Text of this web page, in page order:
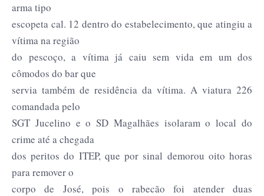
arma tipo
escopeta cal. 12 dentro do estabelecimento, que atingiu a
vítima na região
do pescoço, a vítima já caiu sem vida em um dos
cômodos do bar que
servia também de residência da vítima. A viatura 226
comandada pelo
SGT Jucelino e o SD Magalhães isolaram o local do
crime até a chegada
dos peritos do ITEP, que por sinal demorou oito horas
para remover o
corpo de José, pois o rabecão foi atender duas